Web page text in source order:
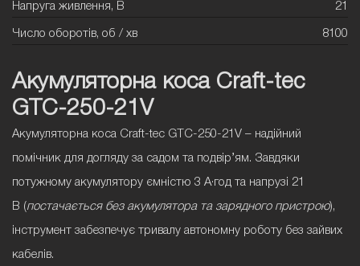
Напруга живлення, В 21
Число оборотів, об / хв 8100
Акумуляторна коса Craft-tec
GTC-250-21V
Акумуляторна коса Craft-tec GTC-250-21V – надійний
помічник для догляду за садом та подвір’ям. Завдяки
потужному акумулятору ємністю 3 А·год та напрузі 21
В (постачається без акумулятора та зарядного пристрою),
інструмент забезпечує тривалу автономну роботу без зайвих
кабелів.